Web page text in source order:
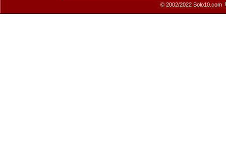
© 2002/2022 Solo10.com